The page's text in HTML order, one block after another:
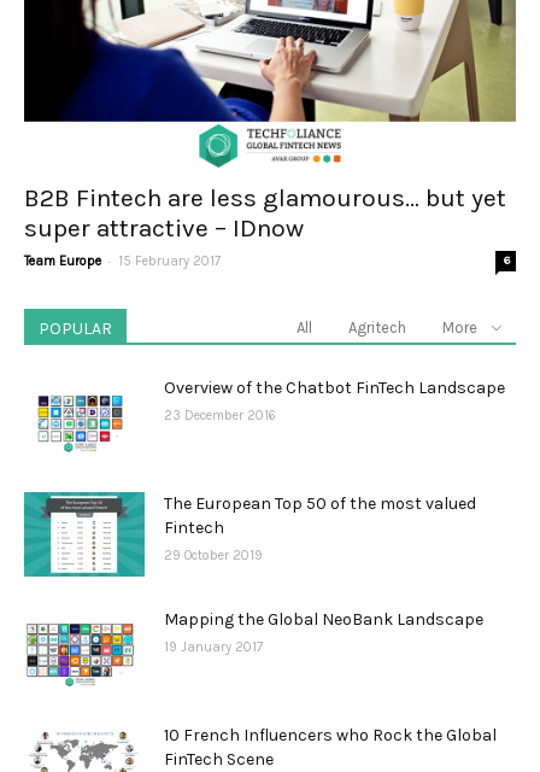
B2B Fintech are less glamourous… but yet
super attractive – IDnow
Team Europe - 15 February 2017 6
POPULAR All Agritech More
Overview of the Chatbot FinTech Landscape
23 December 2016
The European Top 50 of the most valued
Fintech
29 October 2019
Mapping the Global NeoBank Landscape
19 January 2017
10 French Influencers who Rock the Global
FinTech Scene